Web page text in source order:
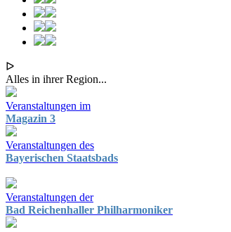
ᐅ
Alles in ihrer Region...
Veranstaltungen im
Magazin 3
Veranstaltungen des
Bayerischen Staatsbads
Veranstaltungen der
Bad Reichenhaller Philharmoniker